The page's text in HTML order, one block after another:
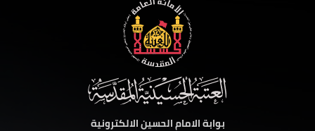
بوابة الامام الحسين الالكترونية